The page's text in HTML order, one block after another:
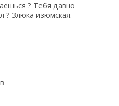
? Тебя давно
? Злюка изюмская.